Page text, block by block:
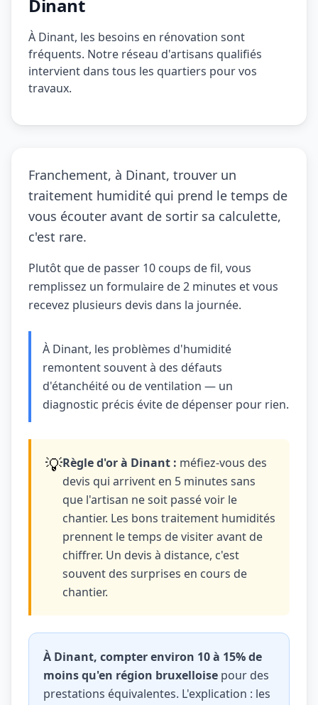
Dinant
À Dinant, les besoins en rénovation sont
fréquents. Notre réseau d'artisans qualifiés
intervient dans tous les quartiers pour vos
travaux.
Franchement, à Dinant, trouver un
traitement humidité qui prend le temps de
vous écouter avant de sortir sa calculette,
c'est rare.
Plutôt que de passer 10 coups de fil, vous
remplissez un formulaire de 2 minutes et vous
recevez plusieurs devis dans la journée.
À Dinant, les problèmes d'humidité
remontent souvent à des défauts
d'étanchéité ou de ventilation — un
diagnostic précis évite de dépenser pour rien.
💡Règle d'or à Dinant : méfiez-vous des
devis qui arrivent en 5 minutes sans
que l'artisan ne soit passé voir le
chantier. Les bons traitement humidités
prennent le temps de visiter avant de
chiffrer. Un devis à distance, c'est
souvent des surprises en cours de
chantier.
À Dinant, compter environ 10 à 15% de
moins qu'en région bruxelloise pour des
prestations équivalentes. L'explication : les